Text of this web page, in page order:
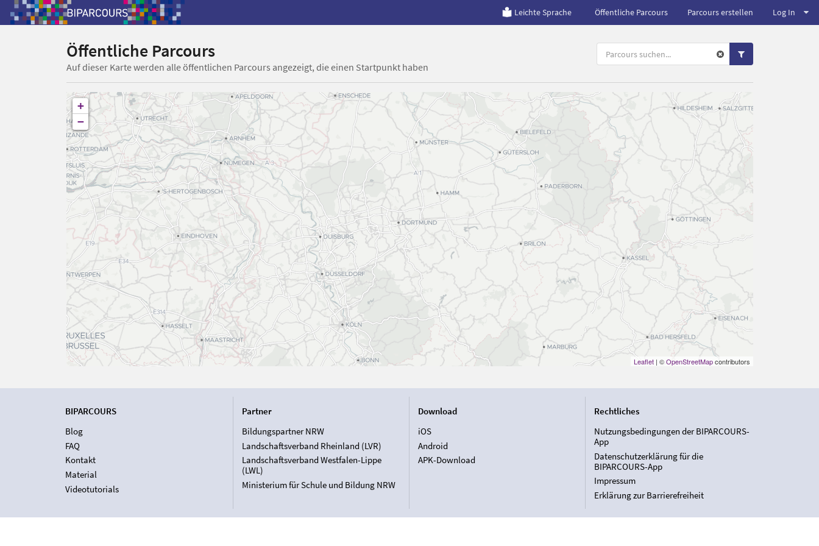
Leichte Sprache Öffentliche Parcours Parcours erstellen Log In
Öffentliche Parcours
Auf dieser Karte werden alle öffentlichen Parcours angezeigt, die einen Startpunkt haben
+
−
Leaflet| ©OpenStreetMapcontributors
BIPARCOURS
Blog
FAQ
Kontakt
Material
Videotutorials
Partner
Bildungspartner NRW
Landschaftsverband Rheinland (LVR)
Landschaftsverband Westfalen-Lippe
(LWL)
Ministerium für Schule und Bildung NRW
Download
iOS
Android
APK-Download
Rechtliches
Nutzungsbedingungen der BIPARCOURS-
App
Datenschutzerklärung für die
BIPARCOURS-App
Impressum
Erklärung zur Barrierefreiheit